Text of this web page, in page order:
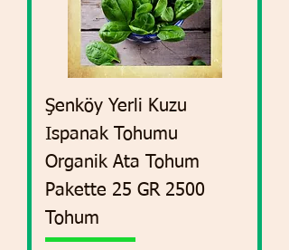
Şenköy Yerli Kuzu
Ispanak Tohumu
Organik Ata Tohum
Pakette 25 GR 2500
Tohum